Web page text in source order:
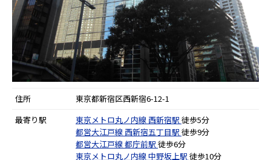
住所
東京都新宿区西新宿6-12-1
最寄り駅
東京メトロ丸ノ内線 西新宿駅 徒歩5分
都営大江戸線 西新宿五丁目駅 徒歩9分
都営大江戸線都庁前駅 徒歩6分
東京メトロ丸ノ内線中野坂上駅 徒歩10分